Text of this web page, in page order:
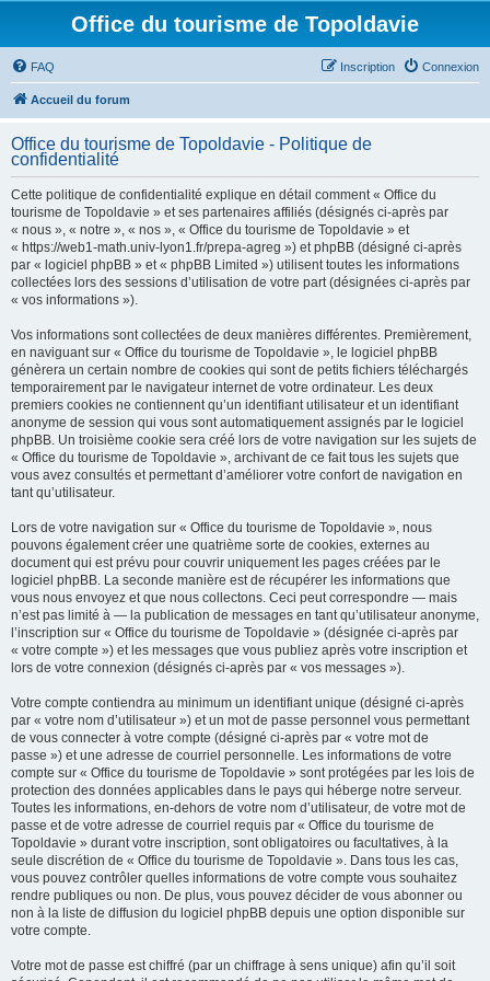
Office du tourisme de Topoldavie
FAQ Connexion
Inscription
Accueil du forum
Office du tourisme de Topoldavie - Politique de
confidentialité
Cette politique de confidentialité explique en détail comment « Office du
tourisme de Topoldavie » et ses partenaires affiliés (désignés ci-après par
« nous », « notre », « nos », « Office du tourisme de Topoldavie » et
« https://web1-math.univ-lyon1.fr/prepa-agreg ») et phpBB (désigné ci-après
par « logiciel phpBB » et « phpBB Limited ») utilisent toutes les informations
collectées lors des sessions d’utilisation de votre part (désignées ci-après par
« vos informations »).
Vos informations sont collectées de deux manières différentes. Premièrement,
en naviguant sur « Office du tourisme de Topoldavie », le logiciel phpBB
génèrera un certain nombre de cookies qui sont de petits fichiers téléchargés
temporairement par le navigateur internet de votre ordinateur. Les deux
premiers cookies ne contiennent qu’un identifiant utilisateur et un identifiant
anonyme de session qui vous sont automatiquement assignés par le logiciel
phpBB. Un troisième cookie sera créé lors de votre navigation sur les sujets de
« Office du tourisme de Topoldavie », archivant de ce fait tous les sujets que
vous avez consultés et permettant d’améliorer votre confort de navigation en
tant qu’utilisateur.
Lors de votre navigation sur « Office du tourisme de Topoldavie », nous
pouvons également créer une quatrième sorte de cookies, externes au
document qui est prévu pour couvrir uniquement les pages créées par le
logiciel phpBB. La seconde manière est de récupérer les informations que
vous nous envoyez et que nous collectons. Ceci peut correspondre — mais
n’est pas limité à — la publication de messages en tant qu’utilisateur anonyme,
l’inscription sur « Office du tourisme de Topoldavie » (désignée ci-après par
« votre compte ») et les messages que vous publiez après votre inscription et
lors de votre connexion (désignés ci-après par « vos messages »).
Votre compte contiendra au minimum un identifiant unique (désigné ci-après
par « votre nom d’utilisateur ») et un mot de passe personnel vous permettant
de vous connecter à votre compte (désigné ci-après par « votre mot de
passe ») et une adresse de courriel personnelle. Les informations de votre
compte sur « Office du tourisme de Topoldavie » sont protégées par les lois de
protection des données applicables dans le pays qui héberge notre serveur.
Toutes les informations, en-dehors de votre nom d’utilisateur, de votre mot de
passe et de votre adresse de courriel requis par « Office du tourisme de
Topoldavie » durant votre inscription, sont obligatoires ou facultatives, à la
seule discrétion de « Office du tourisme de Topoldavie ». Dans tous les cas,
vous pouvez contrôler quelles informations de votre compte vous souhaitez
rendre publiques ou non. De plus, vous pouvez décider de vous abonner ou
non à la liste de diffusion du logiciel phpBB depuis une option disponible sur
votre compte.
Votre mot de passe est chiffré (par un chiffrage à sens unique) afin qu’il soit